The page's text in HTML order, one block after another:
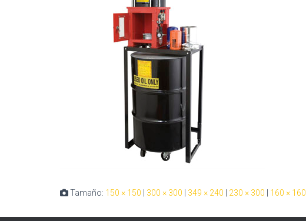
Tamaño: 150 × 150 300 × 300 349 × 240 230 × 300 160 × 160